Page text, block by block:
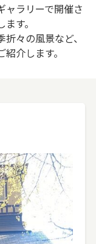
ャラリーで開催さ
す。
々の風景など、
介します。